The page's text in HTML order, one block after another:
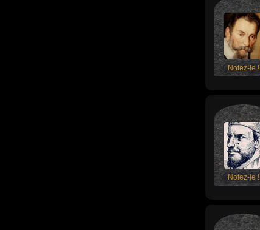
Notez-le !
Notez-le !